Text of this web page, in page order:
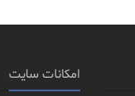
امکانات سایت